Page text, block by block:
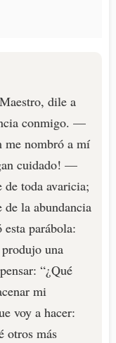
dile a
conmigo. —
nombró a mí
cuidado! —
toda avaricia;
de la abundancia
esta parábola:
una
“¿Qué
mi
voy a hacer:
otros más